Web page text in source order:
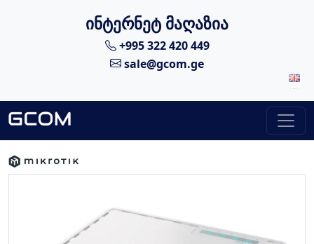
ინტერნეტ მაღაზია
+995 322 420 449
sale@gcom.ge